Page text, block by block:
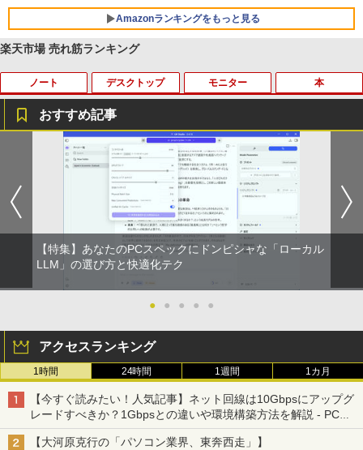
Amazonランキングをもっと見る
BRUCE WAYNE feat. Flo Milli, ATL Jacob
[Explicit]
￥250
BRUCE WAYNE feat. Flo Milli, ATL Jacob
[Explicit]
￥250
On My Road (Stadium ver.)
見知らぬ糸
￥250
by Amazon 天然水 ラベルレス 500ml ×24本
富士山の天然水 バナジウム含有 水 ミネラル
ットル (Smart Basic)
￥1,380
【Amazon.co.jp限定】 い・ろ・は・す 2L P
ET ラベルレス ×8本
￥1,112
by Amazon 天然水ラベルレス 2L×9本
￥1,117
by Amazon 炭酸水 ラベルレス 500ml ×24本
強炭酸水 ペットボトル 500ミリリットル (Sm
art Basic)
薬屋のひとりごと 17巻 (デジタル版ビッグガ
ンガンコミックス)
￥770
ONE PIECE モノクロ版 115 (ジャンプコミッ
クスDIGITAL)
￥594
異世界居酒屋「のぶ」(22) (角川コミックス・
エース)
￥832
スーパーの裏でヤニ吸うふたり 9巻 (デジタル
版ビッグガンガンコミックス)
￥810
楽天市場 売れ筋ランキング
ノート
MS限定クーポンあり! 【Win11正式対
応】Webカメラ&テンキー付き ノートパ
ソコン 中古 パソコン メモリ 8GB 最大3
2GB 新品 SSD 256GB 高性能 第8世代 C
ore i5搭載 DVD 中古ノートパソコン Win
dows11 Pro 店長オススメ おまかせ 15.6
型 無線LAN office付き 2026 福袋 ギフト
￥29,800
ートパソコン office付き Intel Pentium
GOLD 6500Y メモリ8GB M.2 SATA SSD
256GB USB3.0 HDMI WEBカメラ Bluet
ooth 無線LAN Windows11 JIS規格 日本
14J】
￥34,800
デスクトップ
地デジ BS TV 視聴 Youtube 動画 23.8 i
n NEC ラビ LAVIE Direct DA570M 整備
済 第8世代 Corei5 デスクトップパソコン
SSD512GB ＋ HDD1TB 中古 一体型 WI
NDOWS11 メモリ8GB DVDマルチ キー
ボード マウス付 初期設定済 WEBカメラ
office付き TVチューナー PC 本体 送料込
￥63,800
6 Lite ミニPC Intel® Core i5-12600H 1
6/32GB 512GB/1TB ミニパソコン Wi-Fi
6 BT5.2 2x2500Mbps LAN有線無線接続
両対応 HDMI×2 /USB-C×2 4K@60Hz 4
￥109,799
モニター
モバイルモニター HAILESI S123E 12.3
インチ タッチパネル タッチペン対応 モ
バイルディスプレイ 1920x1280 フルHD
3:2比率 100％sRGB広色域 高輝度300nit
HDR対応 OTG対応 ポータブルモニター
軽量 自立型 スピーカー内蔵Switch2 PS5
XBOX PC Mac iPhone
￥11,999
P2421D QHD (2560x1440) 液晶モニター
23.8インチワイド ブラック LEDバックラ
イト付 非光沢 ノングレア 液晶ディスプ
レイ 中古液晶モニター 高画質 昇降・回
￥14,800
本
はじめてのセフレ（3） 【電子書籍】[ ゆ
りかわ ]
陽キャ集団にいる芹沢は、俺の前だと様
子書籍】[ 椿ゆず ]
3
あくまでクジャクの話です。（8） 【電
子書籍】[ 小出もと貴 ]
￥792
おすすめ記事
【特集】あなたのPCスペックにドンピシャな「ローカル
LLM」の選び方と快適化テク
● ● ● ● ●
アクセスランキング
1時間 24時間 1週間 1カ月
【今すぐ読みたい！人気記事】ネット回線は10Gbpsにアップグ
レードすべきか？1Gbpsとの違いや環境構築方法を解説 - PC
Watch
【大河原克行の「パソコン業界、東奔西走」】